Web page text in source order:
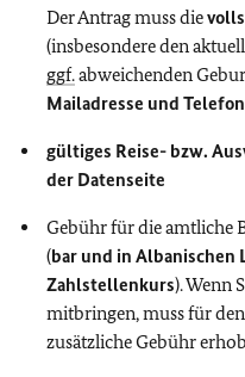
Der Antrag muss die
(insbesondere den
ggf.abweichenden
Mailadresse und
gültiges Reise- bzw.
der Datenseite
Gebühr für die amtliche
(bar und in Albanischen
Zahlstellenkurs). Wenn
mitbringen, muss für
zusätzliche Gebühr